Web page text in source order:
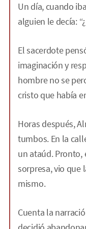
Un día, cuando
alguien le decía:
El sacerdote
imaginación y
hombre no se
cristo que había
Horas después,
tumbos. En la
un ataúd. Pronto,
sorpresa, vio que
mismo.
Cuenta la